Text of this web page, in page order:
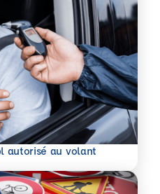
autorisé au volant